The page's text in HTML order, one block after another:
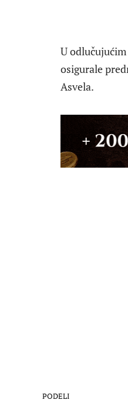
U
osigurale
Asvela.
PODELI